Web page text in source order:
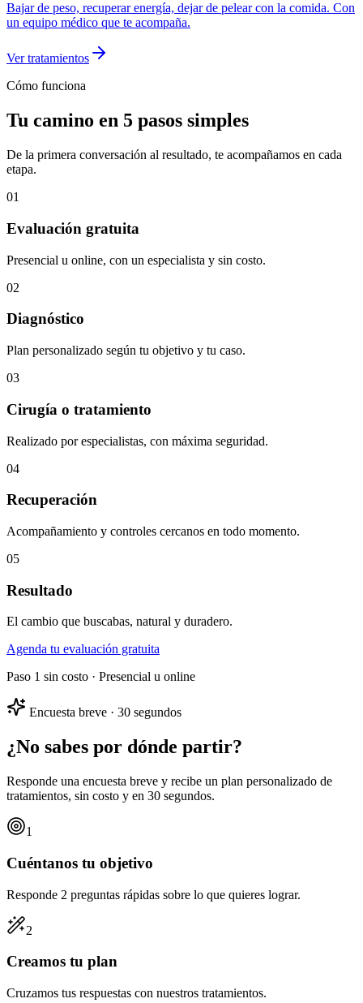
Bajar de peso, recuperar energía, dejar de pelear con la comida. Con
un equipo médico que te acompaña.
Ver tratamientos
Cómo funciona
Tu camino en 5 pasos simples
De la primera conversación al resultado, te acompañamos en cada
etapa.
01
Evaluación gratuita
Presencial u online, con un especialista y sin costo.
02
Diagnóstico
Plan personalizado según tu objetivo y tu caso.
03
Cirugía o tratamiento
Realizado por especialistas, con máxima seguridad.
04
Recuperación
Acompañamiento y controles cercanos en todo momento.
05
Resultado
El cambio que buscabas, natural y duradero.
Agenda tu evaluación gratuita
Paso 1 sin costo · Presencial u online
Encuesta breve · 30 segundos
¿No sabes por dónde partir?
Responde una encuesta breve y recibe un plan personalizado de
tratamientos, sin costo y en 30 segundos.
1
Cuéntanos tu objetivo
Responde 2 preguntas rápidas sobre lo que quieres lograr.
2
Creamos tu plan
Cruzamos tus respuestas con nuestros tratamientos.